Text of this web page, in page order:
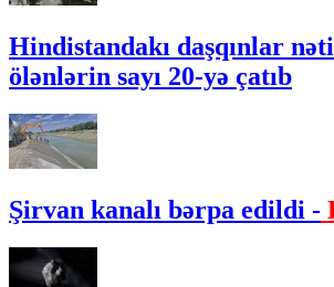
Hindistandakı daşqınlar
ölənlərin sayı 20-yə çatıb
Şirvan kanalı bərpa edildi -